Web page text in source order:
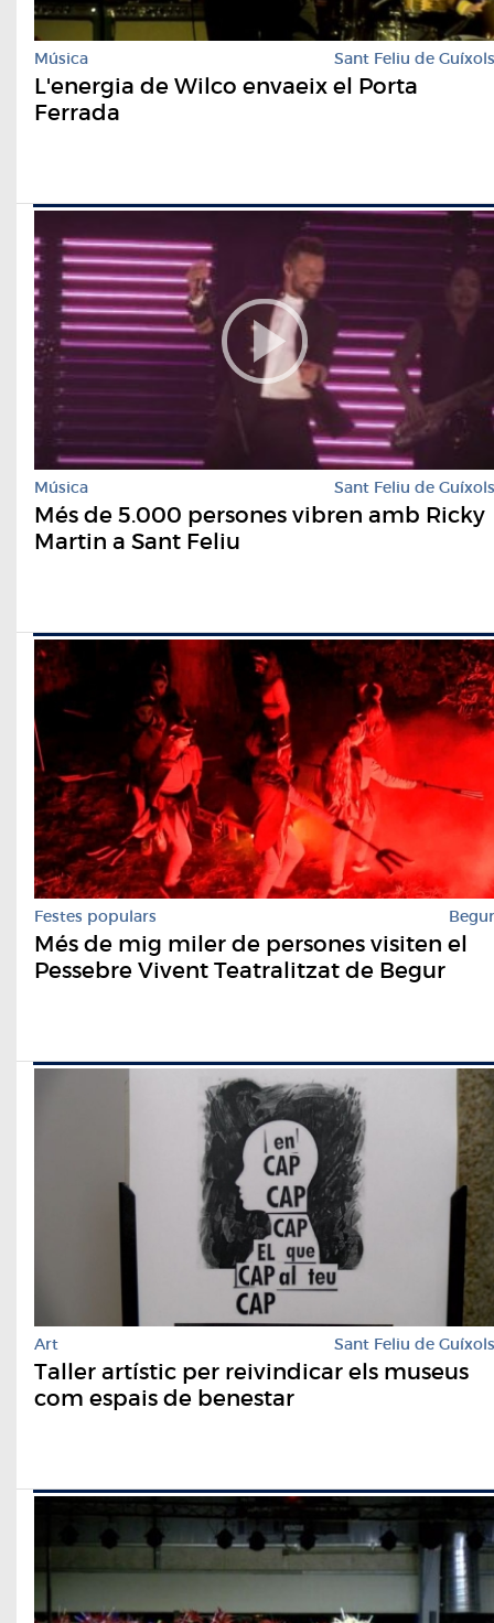
Música Sant Feliu de Guíxols
L'energia de Wilco envaeix el Porta
Ferrada
Música Sant Feliu de Guíxols
Més de 5.000 persones vibren amb Ricky
Martin a Sant Feliu
Festes populars Begur
Més de mig miler de persones visiten el
Pessebre Vivent Teatralitzat de Begur
Art Sant Feliu de Guíxols
Taller artístic per reivindicar els museus
com espais de benestar